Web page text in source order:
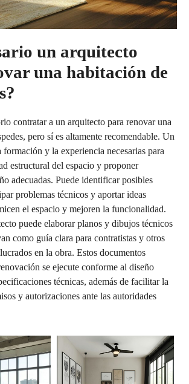
un arquitecto
una habitación de
contratar a un arquitecto para renovar una
pero sí es altamente recomendable. Un
formación y la experiencia necesarias para
estructural del espacio y proponer
adecuadas. Puede identificar posibles
problemas técnicos y aportar ideas
el espacio y mejoren la funcionalidad.
puede elaborar planos y dibujos técnicos
como guía clara para contratistas y otros
en la obra. Estos documentos
se ejecute conforme al diseño
técnicas, además de facilitar la
y autorizaciones ante las autoridades